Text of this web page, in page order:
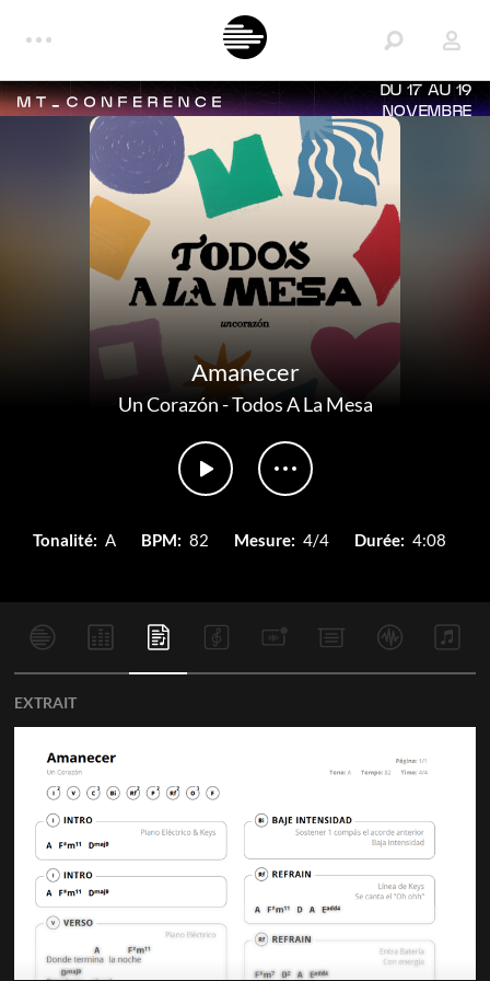
DU 17 AU 19
NOVEMBRE
Amanecer
Un Corazón-Todos A La Mesa
Tonalité: A BPM: 82 Mesure: 4/4 Durée: 4:08
EXTRAIT